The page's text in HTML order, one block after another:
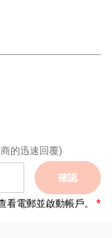
的迅速回覆)
確認
電郵並啟動帳戶。